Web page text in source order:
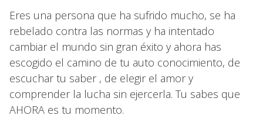
Eres una persona que ha sufrido mucho, se ha
rebelado contra las normas y ha intentado
cambiar el mundo sin gran éxito y ahora has
escogido el camino de tu auto conocimiento, de
escuchar tu saber , de elegir el amor y
comprender la lucha sin ejercerla. Tu sabes que
AHORA es tu momento.